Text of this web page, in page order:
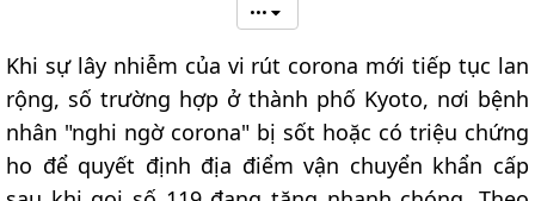
•••
Khi sự lây nhiễm của vi rút corona mới tiếp tục lan
rộng, số trường hợp ở thành phố Kyoto, nơi bệnh
nhân "nghi ngờ corona" bị sốt hoặc có triệu chứng
ho để quyết định địa điểm vận chuyển khẩn cấp